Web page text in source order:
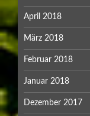
April 2018
März 2018
Februar 2018
Januar 2018
Dezember 2017